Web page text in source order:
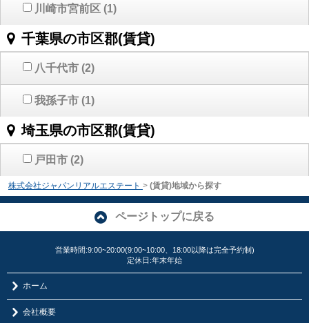
川崎市宮前区 (1)
千葉県の市区郡(賃貸)
八千代市 (2)
我孫子市 (1)
埼玉県の市区郡(賃貸)
戸田市 (2)
株式会社ジャパンリアルエステート > (賃貸)地域から探す
ページトップに戻る
営業時間:9:00~20:00(9:00~10:00、18:00以降は完全予約制)
定休日:年末年始
ホーム
会社概要